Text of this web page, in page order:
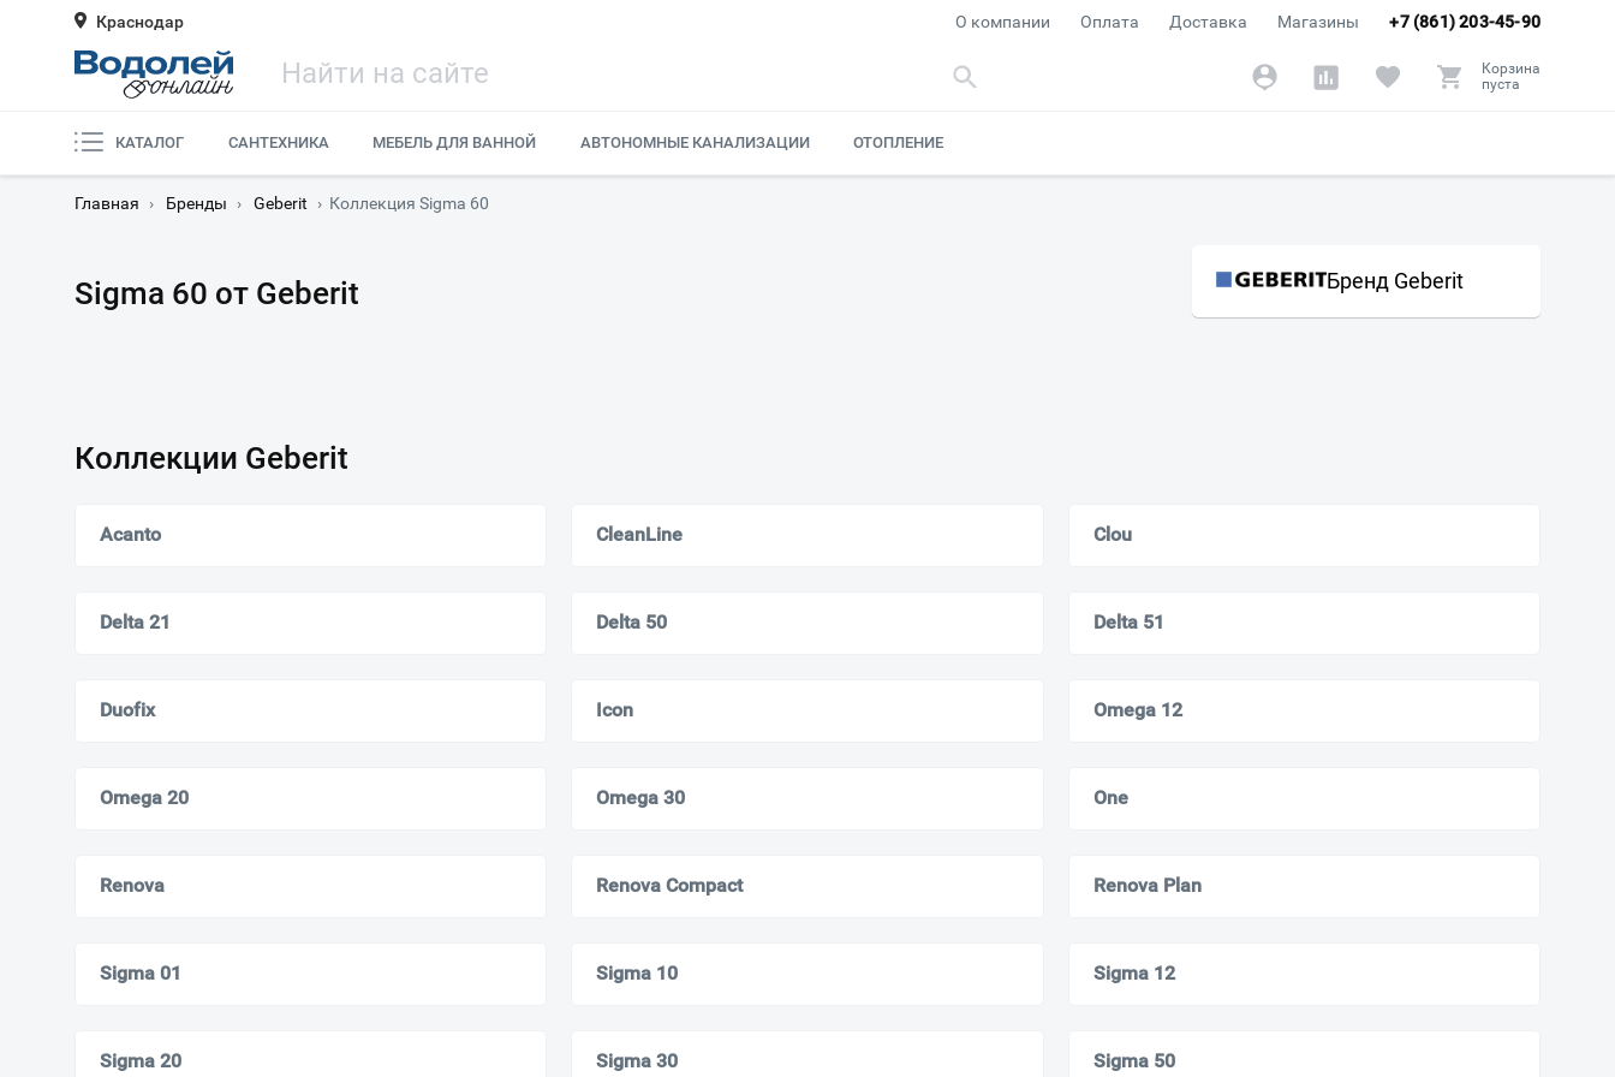
Краснодар +7 (861) 203-45-90
О компании Оплата Доставка Магазины
Корзина
пуста
КАТАЛОГ САНТЕХНИКА МЕБЕЛЬ ДЛЯ ВАННОЙ АВТОНОМНЫЕ КАНАЛИЗАЦИИ ОТОПЛЕНИЕ
Главная › Бренды › Geberit › Коллекция Sigma 60
Sigma 60 от Geberit Бренд Geberit
Коллекции Geberit
Acanto CleanLine Clou
Delta 21 Delta 50 Delta 51
Duofix Icon Omega 12
Omega 20 Omega 30 One
Renova Renova Compact Renova Plan
Sigma 01 Sigma 10 Sigma 12
Sigma 20 Sigma 30 Sigma 50